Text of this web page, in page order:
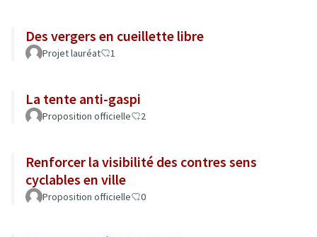
Des vergers en cueillette libre
Projet lauréat 1
La tente anti-gaspi
Proposition officielle 2
Renforcer la visibilité des contres sens
cyclables en ville
Proposition officielle 0